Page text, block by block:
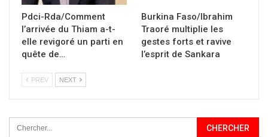
Pdci-Rda/Comment
l’arrivée du Thiam a-t-
elle revigoré un parti en
quête de…
Burkina Faso/Ibrahim
Traoré multiplie les
gestes forts et ravive
l’esprit de Sankara
PREV NEXT